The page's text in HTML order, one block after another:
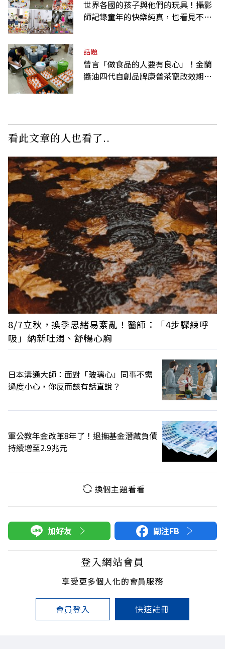
世界各國的孩子與他們的玩具！攝影
師記錄童年的快樂純真，也看見不同
話題
曾言「做食品的人要有良心」！金蘭
醬油四代自創品牌康普茶竄改效期、
看此文章的人也看了..
8/7立秋，換季思緒易紊亂！醫師：「4步驟練呼
吸」納新吐濁、舒暢心胸
日本溝通大師：面對「玻璃心」同事不需
過度小心，你反而該有話直說？
軍公教年金改革8年了！退撫基金潛藏負債
持續增至2.9兆元
換個主題看看
加好友 關注FB
登入網站會員
享受更多個人化的會員服務
會員登入 快速註冊